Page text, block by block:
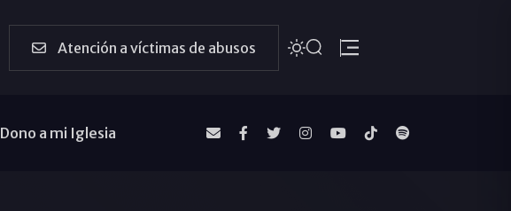
Atención a víctimas de abusos
Dono a mi Iglesia